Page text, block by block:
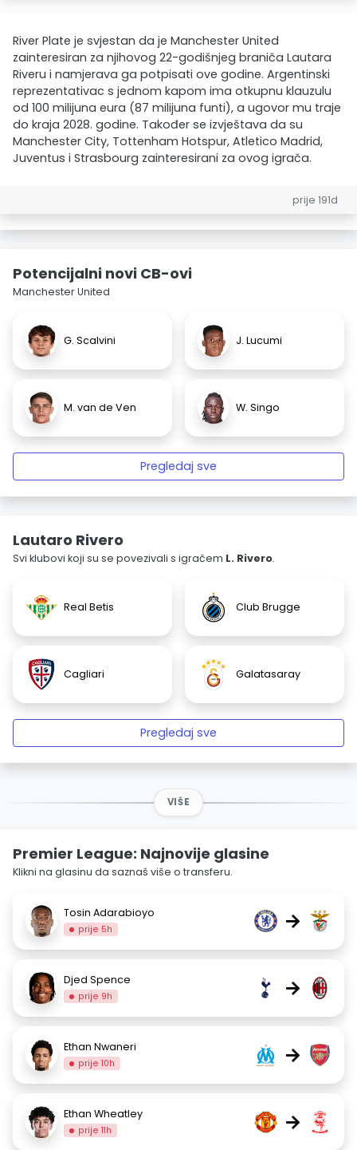
River Plate je svjestan da je Manchester United
zainteresiran za njihovog 22-godišnjeg braniča Lautara
Riveru i namjerava ga potpisati ove godine. Argentinski
reprezentativac s jednom kapom ima otkupnu klauzulu
od 100 milijuna eura (87 milijuna funti), a ugovor mu traje
do kraja 2028. godine. Također se izvještava da su
Manchester City, Tottenham Hotspur, Atletico Madrid,
Juventus i Strasbourg zainteresirani za ovog igrača.
prije 191d
Potencijalni novi CB-ovi
Manchester United
G. Scalvini J. Lucumi
M. van de Ven W. Singo
Pregledaj sve
Lautaro Rivero
Svi klubovi koji su se povezivali s igračem L. Rivero.
Real Betis Club Brugge
Cagliari Galatasaray
Pregledaj sve
VIŠE
Premier League: Najnovije glasine
Klikni na glasinu da saznaš više o transferu.
Tosin Adarabioyo
prije 5h →
Djed Spence
prije 9h →
Ethan Nwaneri
prije 10h →
Ethan Wheatley
prije 11h →